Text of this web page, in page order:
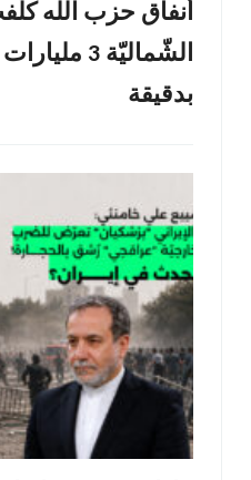
أنفاق حزب الله
الشّماليّة 3
بدقيقة